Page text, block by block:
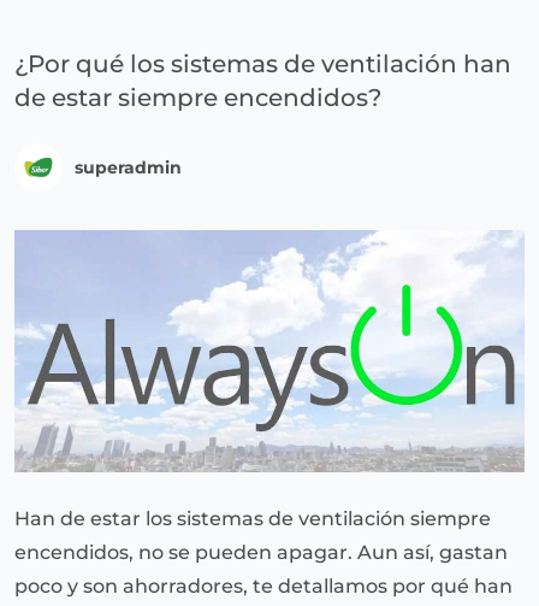
¿Por qué los sistemas de ventilación han
de estar siempre encendidos?
superadmin
Han de estar los sistemas de ventilación siempre
encendidos, no se pueden apagar. Aun así, gastan
poco y son ahorradores, te detallamos por qué han